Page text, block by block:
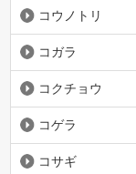
コウノトリ
コガラ
コクチョウ
コゲラ
コサギ